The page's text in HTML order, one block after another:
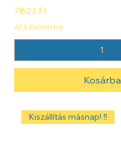
Ár
7823 Ft
ÁFA beleértve
Kosárba
Kiszállítás másnap! ‼️